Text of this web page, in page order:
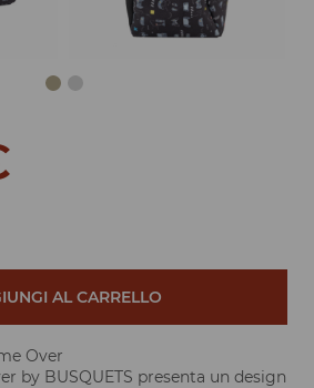
AL CARRELLO
Over
by BUSQUETS presenta un design